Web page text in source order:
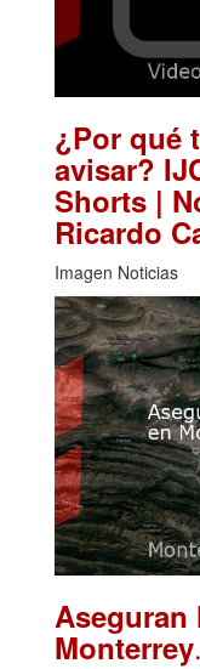
¿Por qué
avisar?
Shorts |
Ricardo
Imagen Noticias
Aseguran
Monterrey